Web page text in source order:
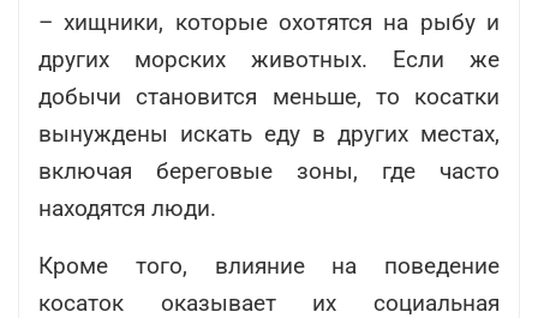
– хищники, которые охотятся на рыбу и
других морских животных. Если же
добычи становится меньше, то косатки
вынуждены искать еду в других местах,
включая береговые зоны, где часто
находятся люди.
Кроме того, влияние на поведение
косаток оказывает их социальная